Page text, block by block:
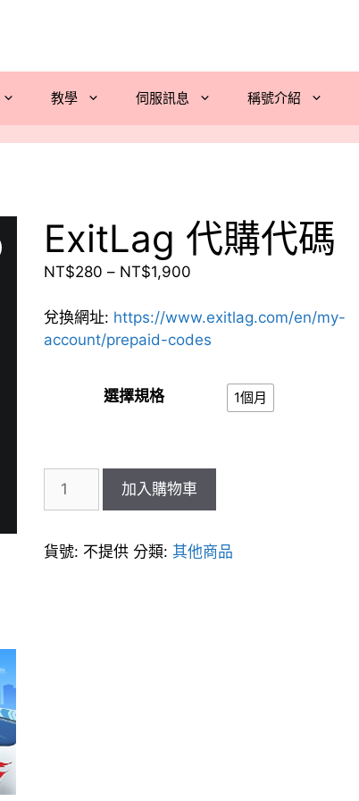
教學 伺服訊息 稱號介紹
ExitLag 代購代碼
NT$280 – NT$1,900價
範
圍：
NT$1,900
兌換網址: https://www.exitlag.com/en/my-
account/prepaid-codes
選擇規格 1個月
ExitLag
代
加入購物車
貨號: 不提供 分類: 其他商品